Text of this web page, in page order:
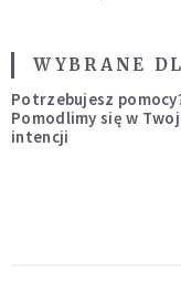
WYBRANE
Potrzebujesz
Pomodlimy się w
intencji